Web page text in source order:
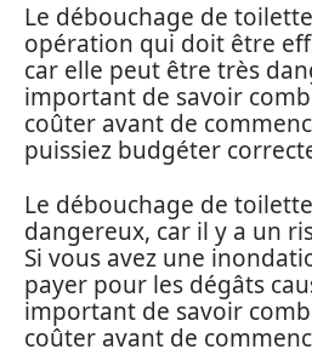
Le débouchage de
opération qui doit être
car elle peut être très
important de savoir
coûter avant de
puissiez budgéter
Le débouchage de
dangereux, car il y a un
Si vous avez une
payer pour les dégâts
important de savoir
coûter avant de